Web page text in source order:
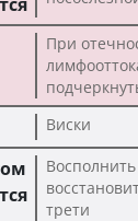
При
Виски
трети